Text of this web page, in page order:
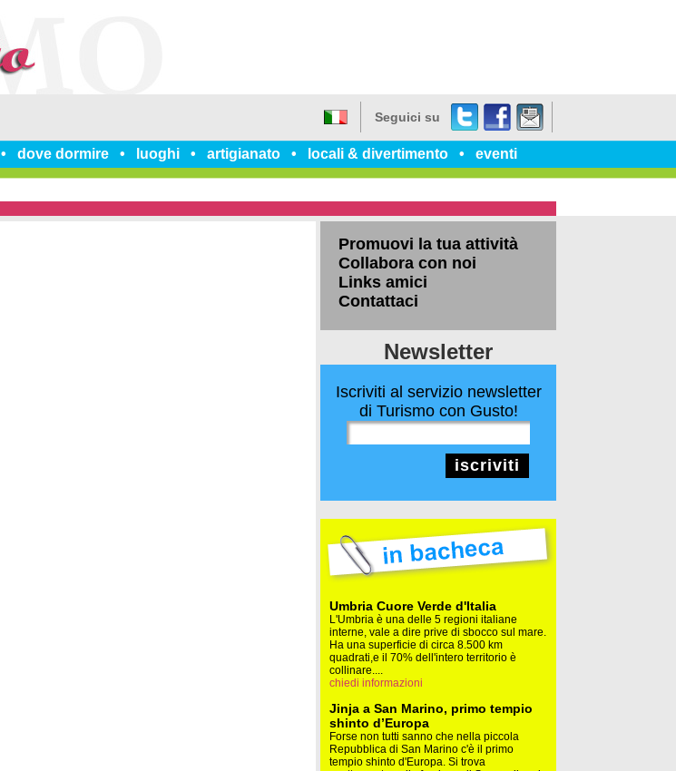
dove dormire luoghi artigianato locali & divertimento eventi
Seguici su TwitterFacebook
un
Promuovi la tua attività
Collabora con noi
Links amici
Contattaci
Newsletter
Iscriviti al servizio newsletter
di Turismo con Gusto!
iscriviti
Umbria Cuore Verde d'Italia
L'Umbria è una delle 5 regioni italiane
interne, vale a dire prive di sbocco sul mare.
Ha una superficie di circa 8.500 km
quadrati,e il 70% dell'intero territorio è
collinare....
chiedi informazioni
Jinja a San Marino, primo tempio
shinto d’Europa
Forse non tutti sanno che nella piccola
Repubblica di San Marino c'è il primo
tempio shinto d'Europa. Si trova